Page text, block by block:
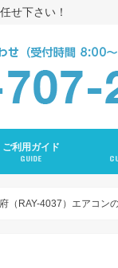
せ下さい！
ご利用ガイド
GUIDE
（RAY-4037）エアコン